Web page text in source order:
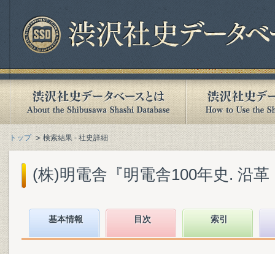
トップ 検索結果 - 社史詳細
(株)明電舎『明電舎100年史. 沿
基本情報 目次 索引